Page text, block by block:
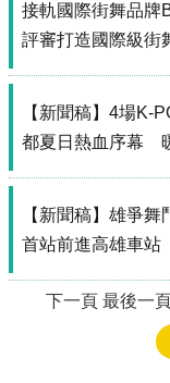
雙
語
Facebook
Line
隱
私
接軌國際街舞品
評審打造國際級街
【新聞稿】4場K-
都夏日熱血序幕
【新聞稿】雄爭
首站前進高雄車
下一頁 最後一